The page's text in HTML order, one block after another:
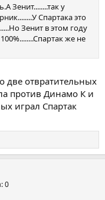
Зенит........так у
Спартака это
Зенит в этом году
же не
две отвратительных
против Динамо К и
играл Спартак
0